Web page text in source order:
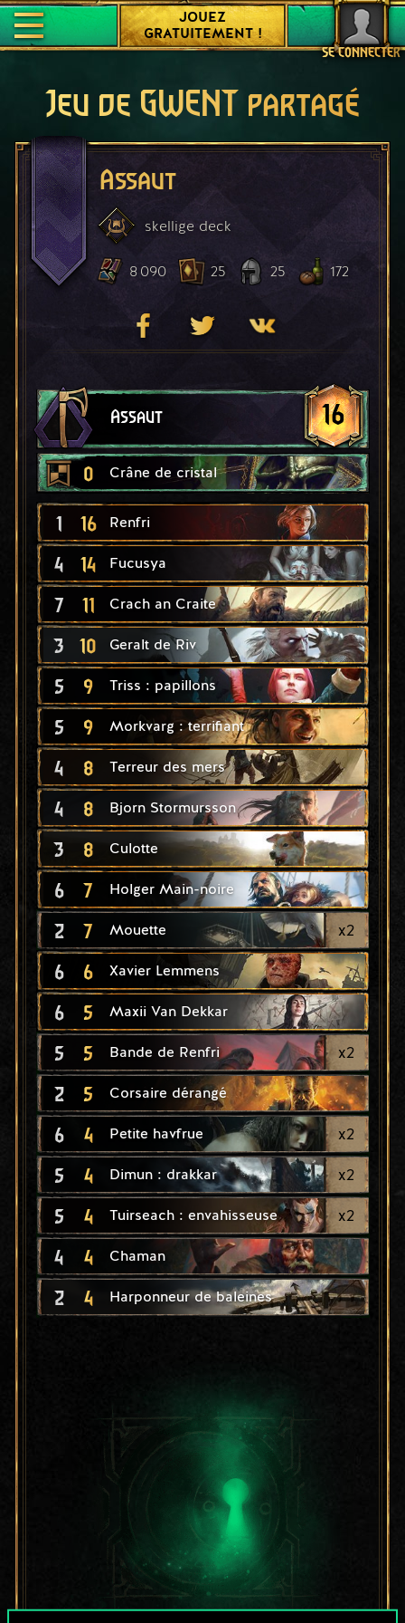
SE CONNECTER
JOUEZ
GRATUITEMENT !
Jeu de GWENT partagé
Assaut
skellige deck
8 090 25 25 172
Assaut 16
0 Crâne de cristal
1 16 Renfri
4 14 Fucusya
7 11 Crach an Craite
3 10 Geralt de Riv
5 9 Triss : papillons
5 9 Morkvarg : terrifiant
4 8 Terreur des mers
4 8 Bjorn Stormursson
3 8 Culotte
6 7 Holger Main-noire
2 7 Mouette x2
6 6 Xavier Lemmens
6 5 Maxii Van Dekkar
5 5 Bande de Renfri x2
2 5 Corsaire dérangé
6 4 Petite havfrue x2
5 4 Dimun : drakkar x2
5 4 Tuirseach : envahisseuse x2
4 4 Chaman
2 4 Harponneur de baleines